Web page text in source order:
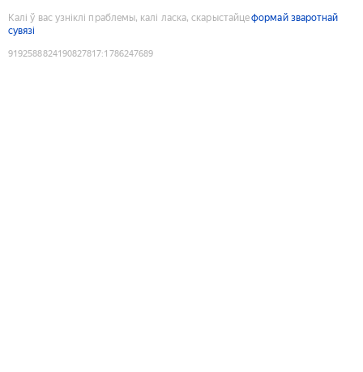
Калі ў вас узніклі праблемы, калі ласка, скарыстайцеформай зваротнай
сувязі
9192588824190827817:1786247689